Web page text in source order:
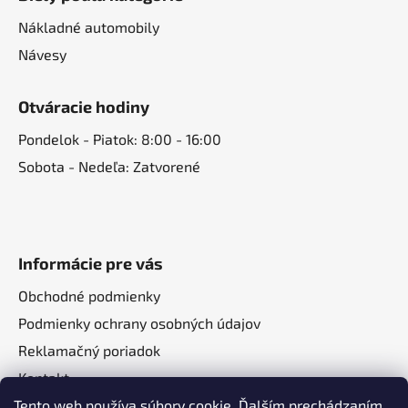
Nákladné automobily
Návesy
Otváracie hodiny
Pondelok - Piatok: 8:00 - 16:00
Sobota - Nedeľa: Zatvorené
Informácie pre vás
Obchodné podmienky
Podmienky ochrany osobných údajov
Reklamačný poriadok
Kontakt